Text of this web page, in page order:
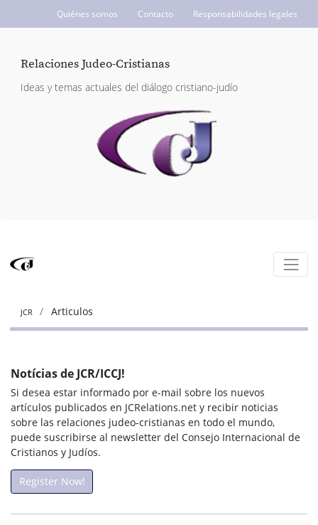
Quiénes somos Contacto Responsabilidades legales
Relaciones Judeo-Cristianas
Ideas y temas actuales del diálogo cristiano-judío
JCR Articulos
Notícias de JCR/ICCJ!
Si desea estar informado por e-mail sobre los nuevos
artículos publicados en JCRelations.net y recibir noticias
sobre las relaciones judeo-cristianas en todo el mundo,
puede suscribirse al newsletter del Consejo Internacional de
Cristianos y Judíos.
Register Now!